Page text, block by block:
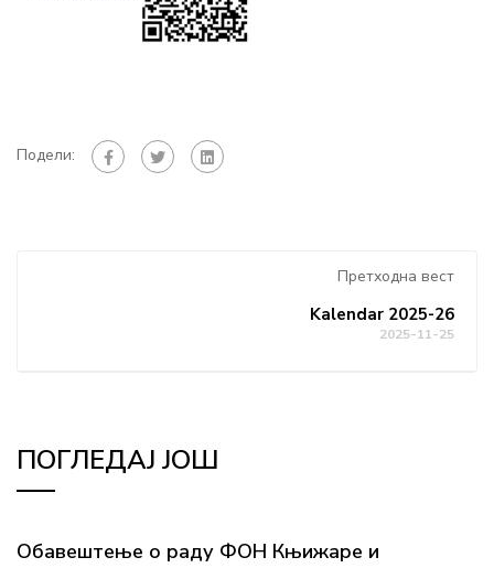
Подели:
Претходна вест
Kalendar 2025-26
2025-11-25
ПОГЛЕДАЈ ЈОШ
Обавештење о раду ФОН Књижаре и